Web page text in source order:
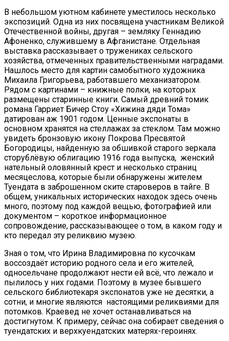
В небольшом уютном кабинете уместилось несколько
экспозиций. Одна из них посвящена участникам Великой
Отечественной войны, другая – земляку Геннадию
Афоненко, служившему в Афганистане. Отдельная
выставка рассказывает о тружениках сельского
хозяйства, отмеченных правительственными наградами.
Нашлось место для картин самобытного художника
Михаила Григорьева, работавшего механизатором.
Рядом с картинами – книжные полки, на которых
размещены старинные книги. Самый древний томик
романа Гарриет Бичер Стоу «Хижина дяди Тома»
датирован аж 1901 годом. Ценные экспонаты в
основном хранятся на стеллажах за стеклом. Там можно
увидеть бронзовую икону Покрова Пресвятой
Богородицы, найденную за обшивкой старого зеркала
сторублёвую облигацию 1916 года выпуска, женский
нательный оловянный крест и несколько страниц
месяцеслова, которые были обнаружены жителем
Туендата в заброшенном ските староверов в тайге. В
общем, уникальных исторических находок здесь очень
много, поэтому под каждой вещью, фотографией или
документом – короткое информационное
сопровождение, рассказывающее о том, в каком году и
кто передал эту реликвию музею.
Зная о том, что Ирина Владимировна по кусочкам
воссоздаёт историю родного села и его жителей,
односельчане продолжают нести ей всё, что лежало и
пылилось у них годами. Поэтому в музее бывшего
сельского библиотекаря экспонатов уже не десятки, а
сотни, и многие являются настоящими реликвиями для
потомков. Краевед не хочет останавливаться на
достигнутом. К примеру, сейчас она собирает сведения о
туендатских и верхкуендатских матерях-героинях.